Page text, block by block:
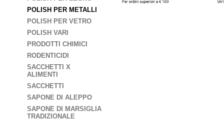
POLISH PER METALLI
POLISH PER VETRO
POLISH VARI
PRODOTTI CHIMICI
RODENTICIDI
SACCHETTI X
ALIMENTI
SACCHETTI
SAPONE DI ALEPPO
SAPONE DI MARSIGLIA
TRADIZIONALE